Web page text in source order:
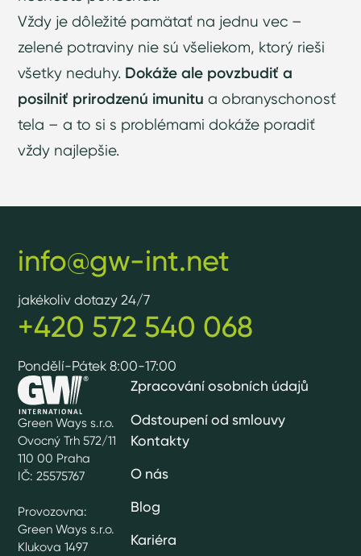
Vždy je dôležité pamätať na jednu vec –
zelené potraviny nie sú všeliekom, ktorý rieši
všetky neduhy. Dokáže ale povzbudiť a
posilniť prirodzenú imunitu a obranyschonosť
tela – a to si s problémami dokáže poradiť
vždy najlepšie.
Green Ways s.r.o.
Ovocný Trh 572/11
110 00 Praha
IČ: 25575767
Provozovna:
Green Ways s.r.o.
Klukova 1497
Zpracování osobních údajů
Odstoupení od smlouvy
Kontakty
O nás
Blog
Kariéra
info@gw-int.net
jakékoliv dotazy 24/7
+420 572 540 068
Pondělí-Pátek 8:00-17:00